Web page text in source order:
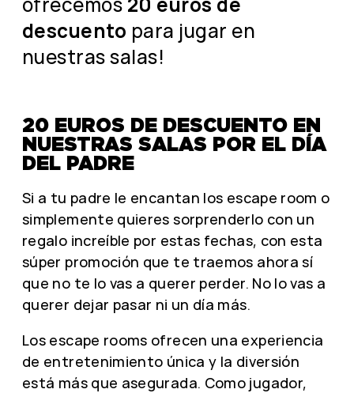
descuento para jugar en
nuestras salas!
20 EUROS DE DESCUENTO EN
NUESTRAS SALAS POR EL DÍA
DEL PADRE
Si a tu padre le encantan los escape room o
simplemente quieres sorprenderlo con un
regalo increíble por estas fechas, con esta
súper promoción que te traemos ahora sí
que no te lo vas a querer perder. No lo vas a
querer dejar pasar ni un día más.
Los escape rooms ofrecen una experiencia
de entretenimiento única y la diversión
está más que asegurada. Como jugador,